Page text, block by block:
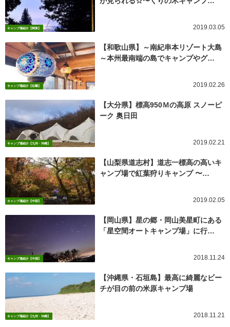
キャンプ場紹介【関東】 2019.03.05
キャンプ場紹介【近畿】
【和歌山県】～南紀串本リゾート大島
～本州最南端の島でキャンプやグ…
2019.02.26
キャンプ場紹介【九州・沖縄】
【大分県】標高950Ｍの高原 スノーピ
ーク 奥日田
2019.02.21
キャンプ場紹介【中部】
【山梨県道志村】道志一標高の高いキ
ャンプ場で紅葉狩りキャンプ 〜…
2019.02.05
キャンプ場紹介【中国】
【岡山県】星の郷・岡山美星町にある
「星空間オートキャンプ場」に行…
2018.11.24
キャンプ場紹介【九州・沖縄】
【沖縄県・石垣島】最高に綺麗なビー
チが目の前の米原キャンプ場
2018.11.21